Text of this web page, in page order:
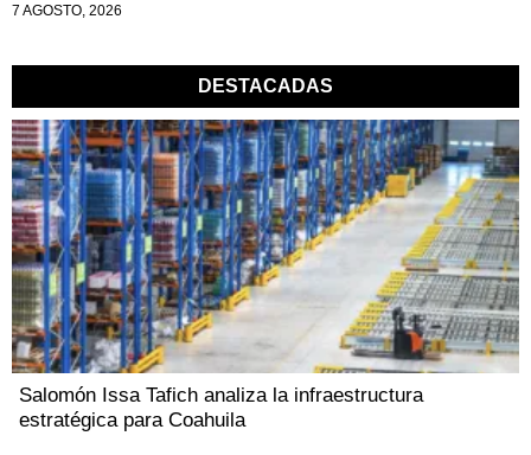
7 AGOSTO, 2026
DESTACADAS
Salomón Issa Tafich analiza la infraestructura
estratégica para Coahuila